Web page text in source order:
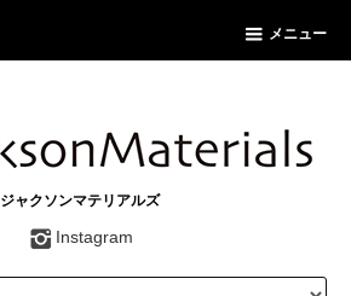
メニュー
ジャクソンマテリアルズ
Instagram